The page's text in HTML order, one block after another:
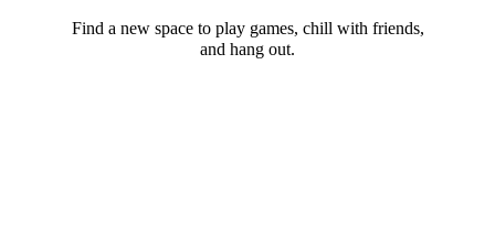
Find a new space to play games, chill with friends,
and hang out.